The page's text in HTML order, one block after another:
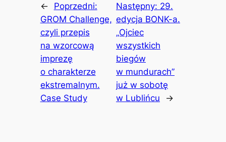
←
Poprzedni:
GROM Challenge,
czyli przepis
na wzorcową
imprezę
o charakterze
ekstremalnym.
Case Study
Następny: 29.
edycja BONK-a.
„Ojciec
wszystkich
biegów
w mundurach”
już w sobotę
w Lublińcu
→